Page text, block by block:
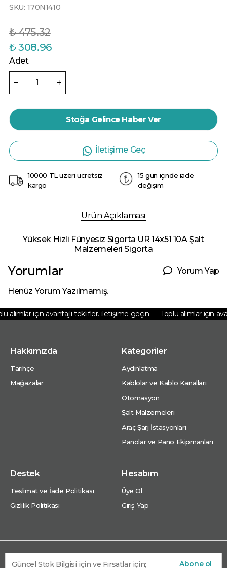
SKU: 170N1410
₺ 475.32
₺ 308.96
Adet
Stoğa Gelince Haber Ver
İletişime Geç
10000 TL üzeri ücretsiz
kargo
15 gün içinde iade
değişim
Ürün Açıklaması
Yüksek Hizli Fünyesiz Sigorta UR 14x51 10A Şalt
Malzemeleri Sigorta
Yorumlar Yorum Yap
Henüz Yorum Yazılmamış.
alımlar için avantajlı teklifler. iletişime geçin. Toplu alımlar için
Hakkımızda
Tarihçe
Mağazalar
Kategoriler
Aydınlatma
Kablolar ve Kablo Kanalları
Otomasyon
Şalt Malzemeleri
Araç Şarj İstasyonları
Panolar ve Pano Ekipmanları
Destek
Teslimat ve İade Politikası
Gizlilik Politikası
Hesabım
Üye Ol
Giriş Yap
Abone ol